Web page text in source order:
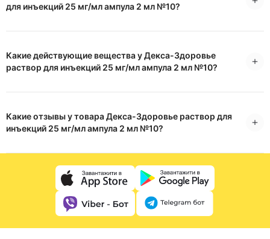
для инъекций 25 мг/мл ампула 2 мл №10?
Какие действующие вещества у Декса-Здоровье
раствор для инъекций 25 мг/мл ампула 2 мл №10?
Какие отзывы у товара Декса-Здоровье раствор для
инъекций 25 мг/мл ампула 2 мл №10?